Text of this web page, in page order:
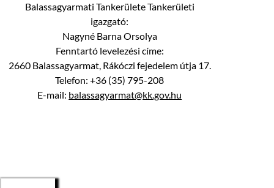
Balassagyarmati Tankerülete Tankerületi
igazgató:
Nagyné Barna Orsolya
Fenntartó levelezési címe:
2660 Balassagyarmat, Rákóczi fejedelem útja 17.
Telefon: +36 (35) 795-208
E-mail: balassagyarmat@kk.gov.hu